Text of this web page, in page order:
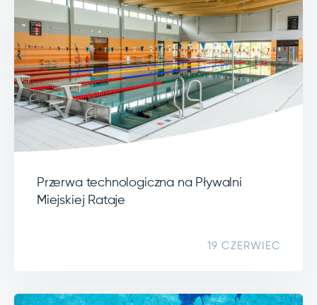
Przerwa technologiczna na Pływalni
Miejskiej Rataje
19 CZERWIEC